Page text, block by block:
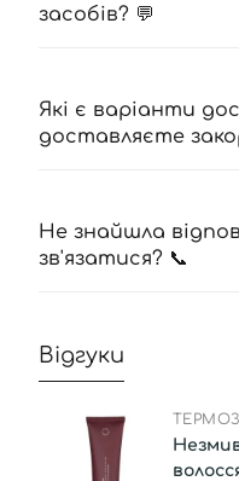
засобів? 💬
Які є варіанти
доставляєте
Не знайшла
зв'язатися? 📞
Відгуки